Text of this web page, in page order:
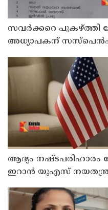
സവര്‍ക്കറെ പുകഴ്ത്തി
അധ്യാപകന്
ആദ്യം നഷ്ടപരിഹാരം
ഇറാന്‍ യുഎസ് നയതന്ത്ര